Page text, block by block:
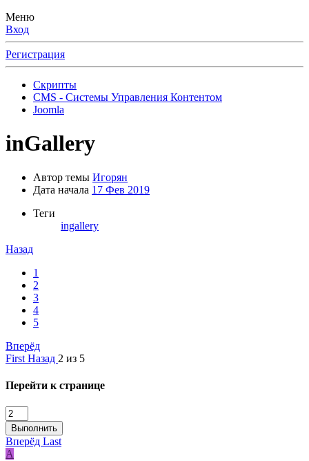
Меню
Вход
Регистрация
Скрипты
CMS - Системы Управления Контентом
Joomla
inGallery
Автор темы Игорян
Дата начала 17 Фев 2019
Теги
ingallery
Назад
1
2
3
4
5
Вперёд
First Назад 2 из 5
Перейти к странице
Выполнить
Вперёд Last
A